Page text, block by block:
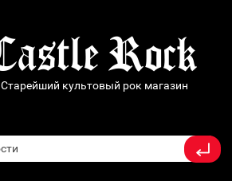
Старейший культовый рок магазин